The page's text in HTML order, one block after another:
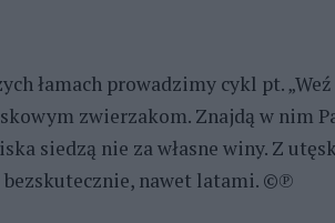
łamach prowadzimy cykl pt.
zwierzakom. Znajdą w nim
siedzą nie za własne winy. Z
bezskutecznie, nawet latami. ©℗